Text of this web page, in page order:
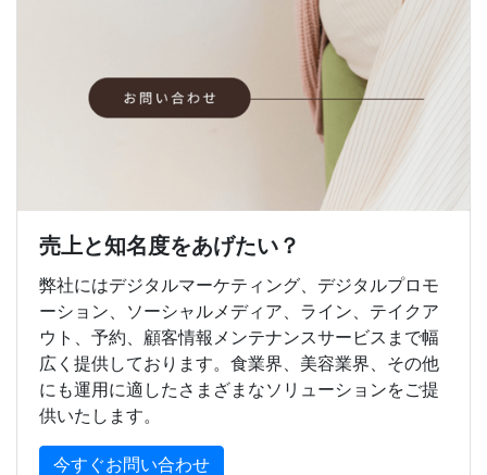
売上と知名度をあげたい？
弊社にはデジタルマーケティング、デジタルプロモ
ーション、ソーシャルメディア、ライン、テイクア
ウト、予約、顧客情報メンテナンスサービスまで幅
広く提供しております。食業界、美容業界、その他
にも運用に適したさまざまなソリューションをご提
供いたします。
今すぐお問い合わせ